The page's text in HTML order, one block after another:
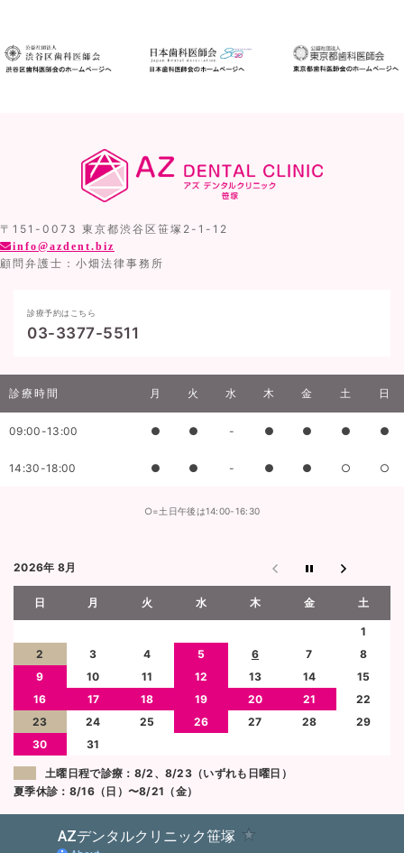
〒151-0073 東京都渋谷区笹塚2-1-12
info@azdent.biz
顧問弁護士：小畑法律事務所
診療予約はこちら
03-3377-5511
診療時間 月 火 水 木 金 土 日
09:00-13:00 ● ● - ● ● ● ●
14:30-18:00 ● ● - ● ● ○ ○
○=土日午後は14:00-16:30
2026年 8月
日 月 火 水 木 金 土
1
2
3 4 5 6 7
8
9
10 11 12 13 14
15
16
17 18 19 20 21
22
23
24 25 26 27 28
29
30
31
土曜日程で診療：8/2、8/23（いずれも日曜日）
夏季休診：8/16（日）〜8/21（金）